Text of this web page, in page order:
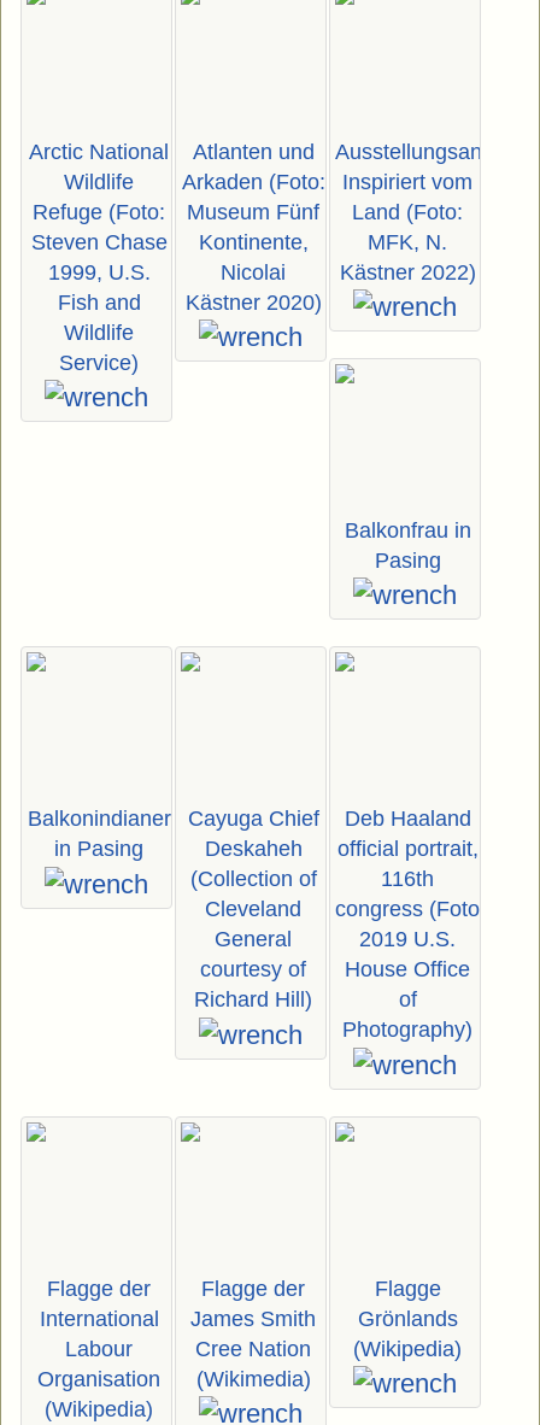
Arctic National
Wildlife
Refuge (Foto:
Steven Chase
1999, U.S.
Fish and
Wildlife
Service)
Atlanten und
Arkaden (Foto:
Museum Fünf
Kontinente,
Nicolai
Kästner 2020)
Ausstellungsansicht
Inspiriert vom
Land (Foto:
MFK, N.
Kästner 2022)
Balkonfrau in
Pasing
Balkonindianer
in Pasing
Cayuga Chief
Deskaheh
(Collection of
Cleveland
General
courtesy of
Richard Hill)
Deb Haaland
official portrait,
116th
congress (Foto
2019 U.S.
House Office
of
Photography)
Flagge der
International
Labour
Organisation
(Wikipedia)
Flagge der
James Smith
Cree Nation
(Wikimedia)
Flagge
Grönlands
(Wikipedia)